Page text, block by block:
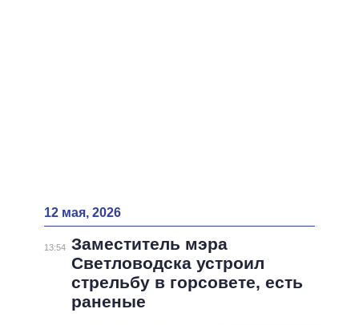
12 мая, 2026
13:54 Заместитель мэра
Светловодска устроил
стрельбу в горсовете, есть
раненые